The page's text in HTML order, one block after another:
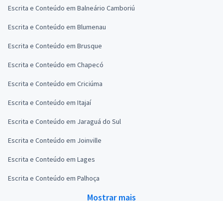
Escrita e Conteúdo em Balneário Camboriú
Escrita e Conteúdo em Blumenau
Escrita e Conteúdo em Brusque
Escrita e Conteúdo em Chapecó
Escrita e Conteúdo em Criciúma
Escrita e Conteúdo em Itajaí
Escrita e Conteúdo em Jaraguá do Sul
Escrita e Conteúdo em Joinville
Escrita e Conteúdo em Lages
Escrita e Conteúdo em Palhoça
Mostrar mais